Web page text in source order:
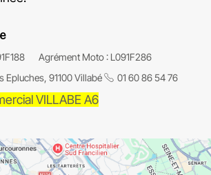
Agrément Moto : L091F286
Epluches, 91100 Villabé
01 60 86 54 76
VILLABE A6